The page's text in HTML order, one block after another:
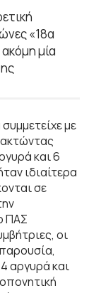
«18α
μία
με
και 6
ιδιαίτερα
σε
ΠΑΣ
οι
αργυρά και